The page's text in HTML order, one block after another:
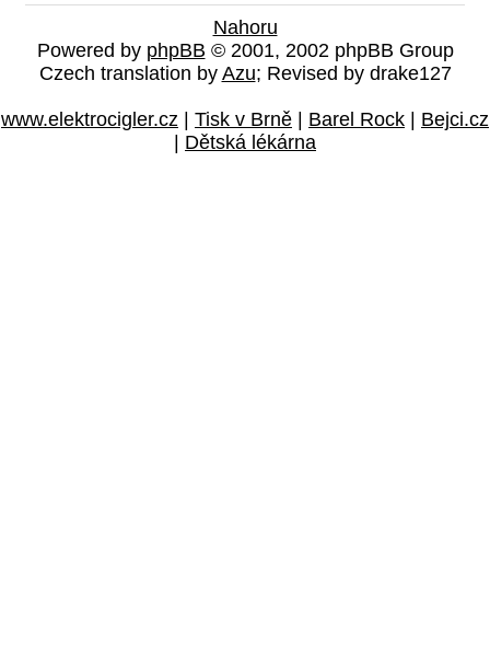
Nahoru
Powered by phpBB © 2001, 2002 phpBB Group
Czech translation by Azu; Revised by drake127
www.elektrocigler.cz Tisk v Brně Barel Rock
Bejci.cz
Dětská lékárna